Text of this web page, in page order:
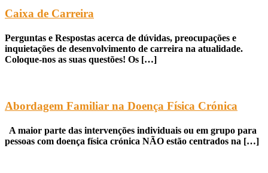
Caixa de Carreira
Perguntas e Respostas acerca de dúvidas, preocupações e
inquietações de desenvolvimento de carreira na atualidade.
Coloque-nos as suas questões! Os […]
Abordagem Familiar na Doença Física Crónica
A maior parte das intervenções individuais ou em grupo para
pessoas com doença física crónica NÃO estão centrados na […]